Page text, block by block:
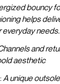
bouncy
helps
everyday needs.
and
aesthetic
: A unique